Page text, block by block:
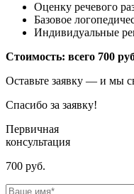
Оценку речевого
Базовое
Индивидуальные
Стоимость: всего 700
Оставьте заявку — и мы
Спасибо за заявку!
Первичная
консультация
700 руб.